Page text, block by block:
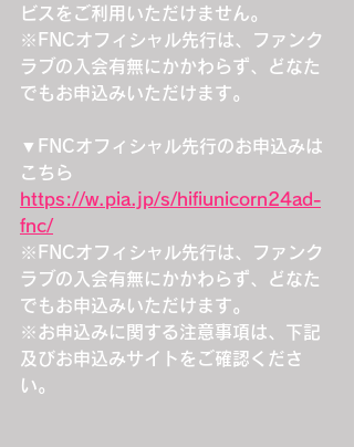
ビスをご利用いただけません。
※FNCオフィシャル先行は、ファンク
ラブの入会有無にかかわらず、どなた
でもお申込みいただけます。
▼FNCオフィシャル先行のお申込みは
こちら
https://w.pia.jp/s/hifiunicorn24ad-
fnc/
※FNCオフィシャル先行は、ファンク
ラブの入会有無にかかわらず、どなた
でもお申込みいただけます。
※お申込みに関する注意事項は、下記
及びお申込みサイトをご確認くださ
い。